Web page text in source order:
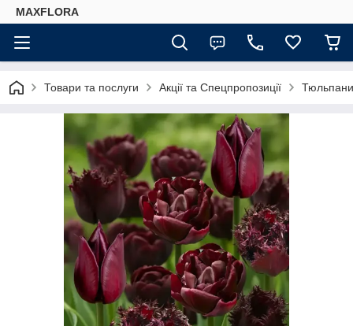
MAXFLORA
Товари та послуги Акції та Спецпропозиції